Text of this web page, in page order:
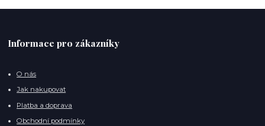
Informace pro zákazníky
O nás
Jak nakupovat
Platba a doprava
Obchodní podmínky